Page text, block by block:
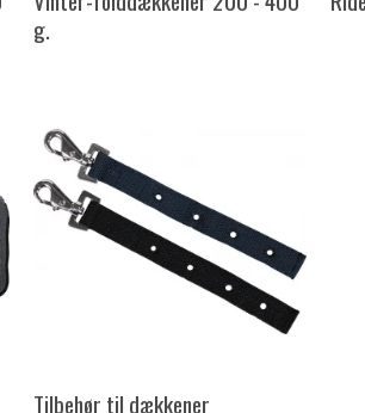
g.
Tilbehør til dækkener